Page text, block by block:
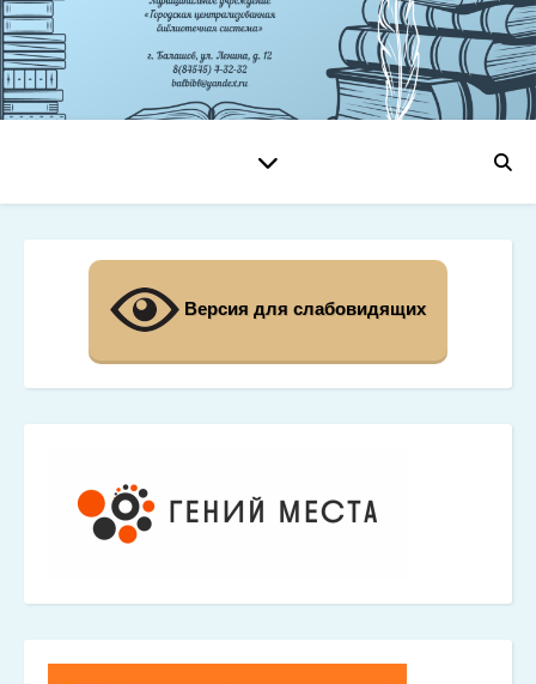
Версия для слабовидящих